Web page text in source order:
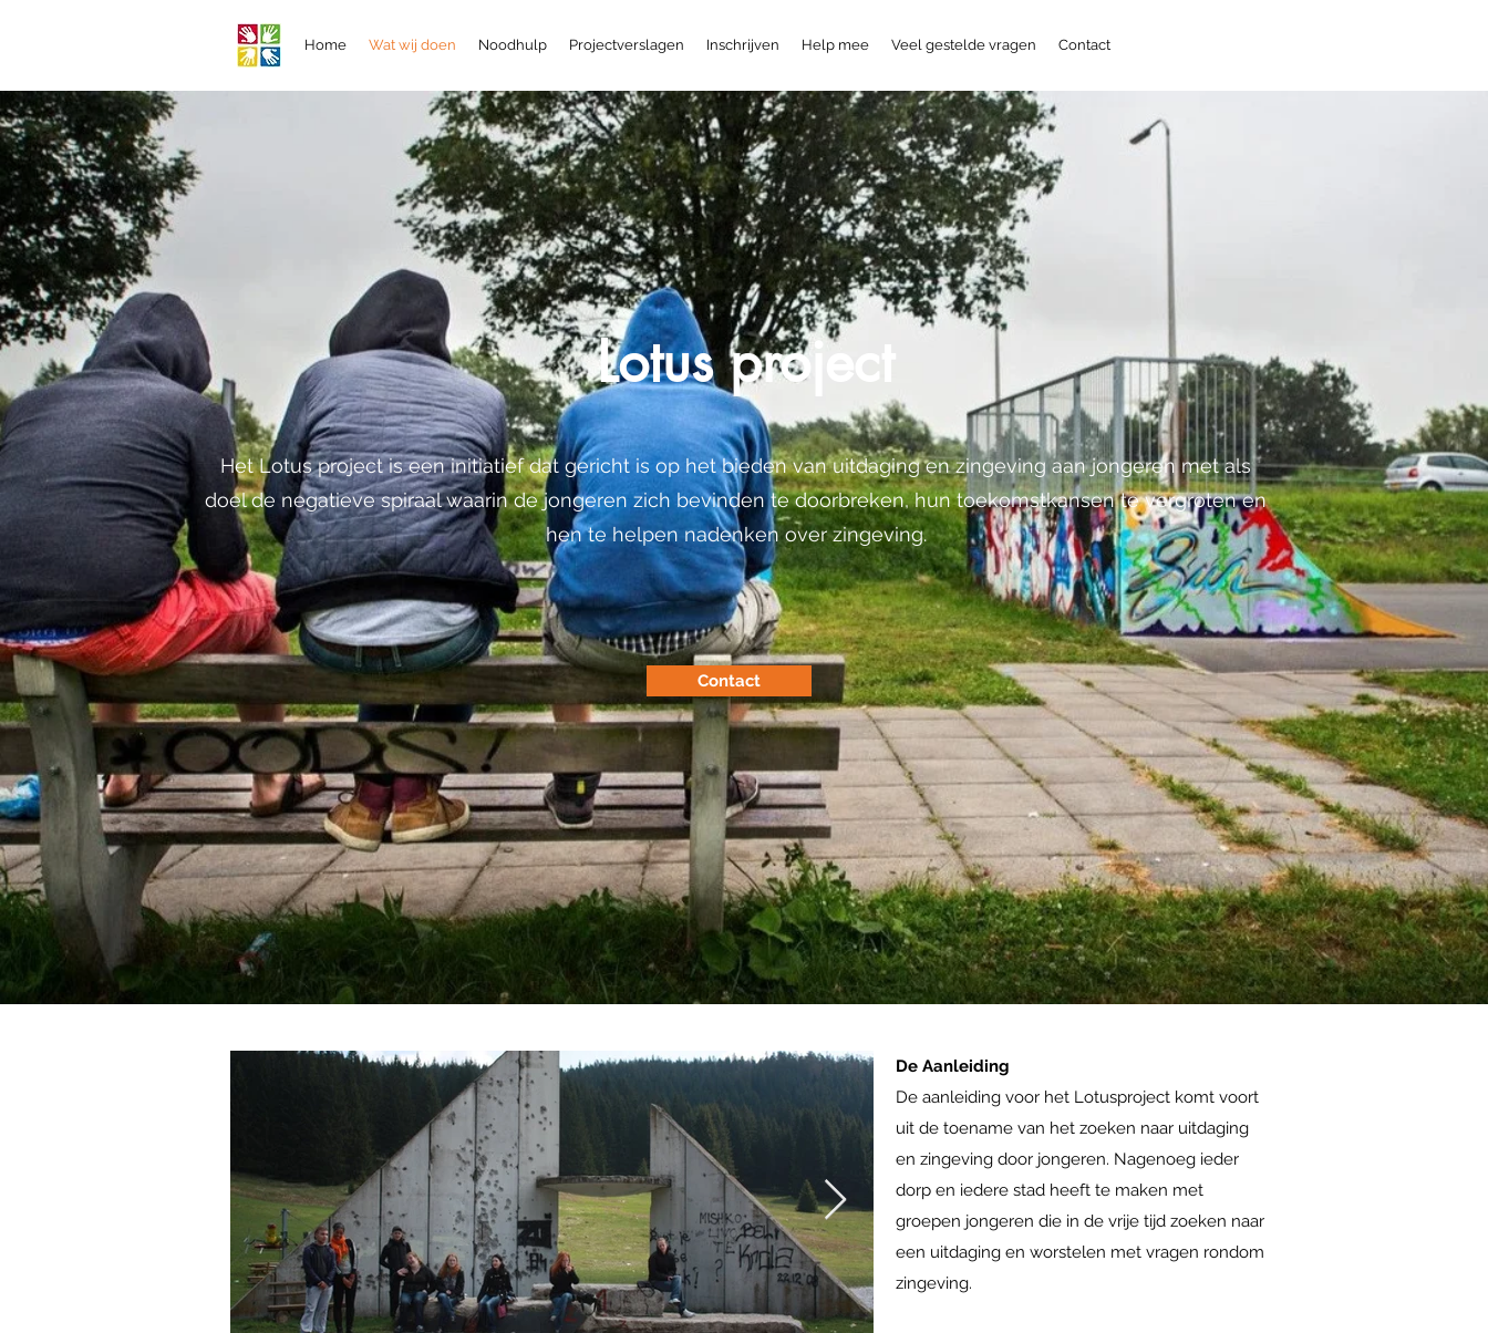
Home Wat wij doen Noodhulp Projectverslagen Inschrijven Help mee Veel gestelde vragen Contact
Lotus project
Het Lotus project is een initiatief dat gericht is op het bieden van uitdaging en zingeving aan jongeren met als
doel de negatieve spiraal waarin de jongeren zich bevinden te doorbreken, hun toekomstkansen te vergroten en
hen te helpen nadenken over zingeving.
Contact
De Aanleiding
De aanleiding voor het Lotusproject komt voort
uit de toename van het zoeken naar uitdaging
en zingeving door jongeren. Nagenoeg ieder
dorp en iedere stad heeft te maken met
groepen jongeren die in de vrije tijd zoeken naar
een uitdaging en worstelen met vragen rondom
zingeving.